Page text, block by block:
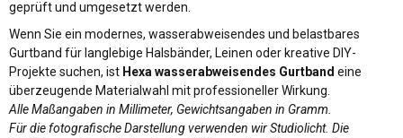
geprüft und umgesetzt werden.
Wenn Sie ein modernes, wasserabweisendes und belastbares
Gurtband für langlebige Halsbänder, Leinen oder kreative DIY-
Projekte suchen, ist Hexa wasserabweisendes Gurtband eine
überzeugende Materialwahl mit professioneller Wirkung.
Alle Maßangaben in Millimeter, Gewichtsangaben in Gramm.
Für die fotografische Darstellung verwenden wir Studiolicht. Die